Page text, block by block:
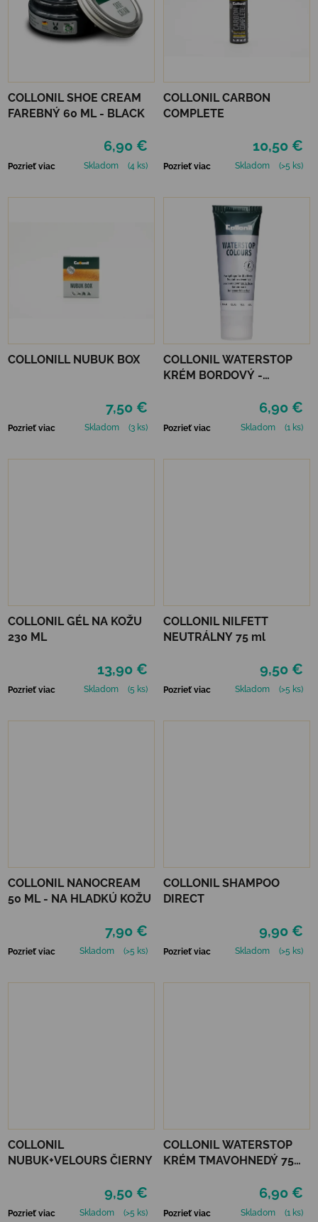
COLLONIL SHOE CREAM
FAREBNÝ 60 ML - BLACK
6,90 €
Pozrieť viac Skladom (4 ks)
COLLONIL CARBON
COMPLETE
10,50 €
Pozrieť viac Skladom (>5 ks)
COLLONILL NUBUK BOX
7,50 €
Pozrieť viac Skladom (3 ks)
COLLONIL WATERSTOP
KRÉM BORDOVÝ -
6,90 €
Pozrieť viac Skladom (1 ks)
COLLONIL GÉL NA KOŽU
230 ML
13,90 €
Pozrieť viac Skladom (5 ks)
COLLONIL NILFETT
NEUTRÁLNY 75 ml
9,50 €
Pozrieť viac Skladom (>5 ks)
COLLONIL NANOCREAM
50 ML - NA HLADKÚ KOŽU
7,90 €
Pozrieť viac Skladom (>5 ks)
COLLONIL SHAMPOO
DIRECT
9,90 €
Pozrieť viac Skladom (>5 ks)
COLLONIL
NUBUK+VELOURS ČIERNY
9,50 €
Pozrieť viac Skladom (>5 ks)
COLLONIL WATERSTOP
KRÉM TMAVOHNEDÝ 75
6,90 €
Pozrieť viac Skladom (1 ks)